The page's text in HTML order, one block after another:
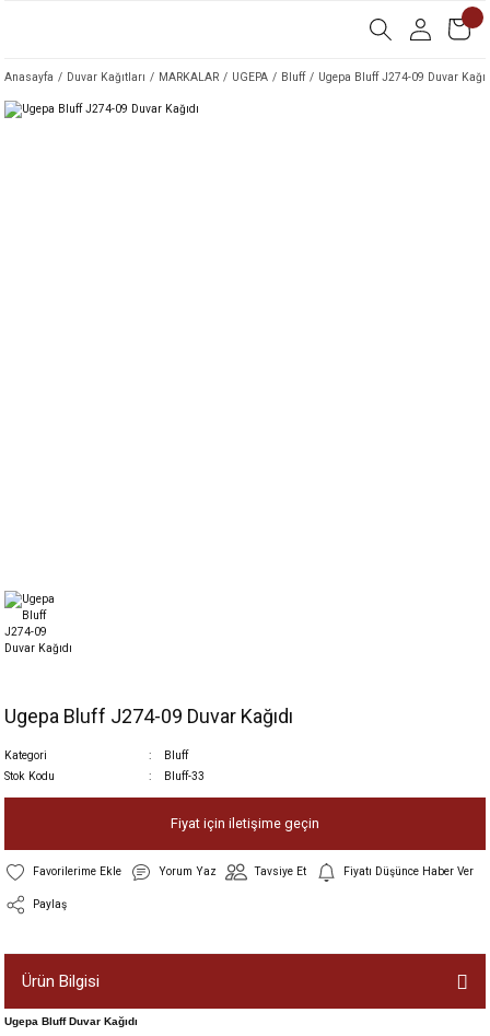
Anasayfa Duvar Kağıtları MARKALAR UGEPA Bluff Ugepa Bluff J274-09 Duvar
Ugepa Bluff J274-09 Duvar Kağıdı
Kategori
Bluff
Stok Kodu
Bluff-33
Fiyat için iletişime geçin
Yorum Yaz Tavsiye Et Fiyatı Düşünce Haber Ver
Paylaş
Ürün Bilgisi
Ugepa Bluff Duvar Kağıdı